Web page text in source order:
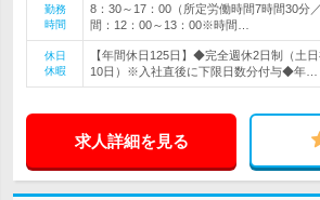
勤務
時間
8：30～17：00（所定労働時間7時間30分
間：12：00～13：00※時間…
休日
休暇
【年間休日125日】◆完全週休2日制（土
10日）※入社直後に下限日数分付与◆年…
求人詳細を見る